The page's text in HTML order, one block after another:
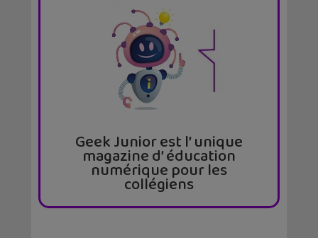
Geek Junior est l’ unique
magazine d’ éducation
numérique pour les
collégiens